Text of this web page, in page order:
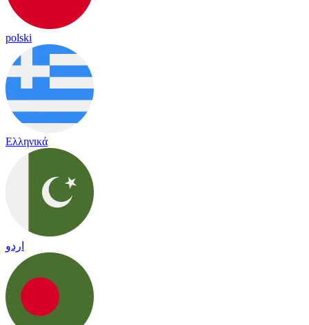
polski
Ελληνικά
اردو